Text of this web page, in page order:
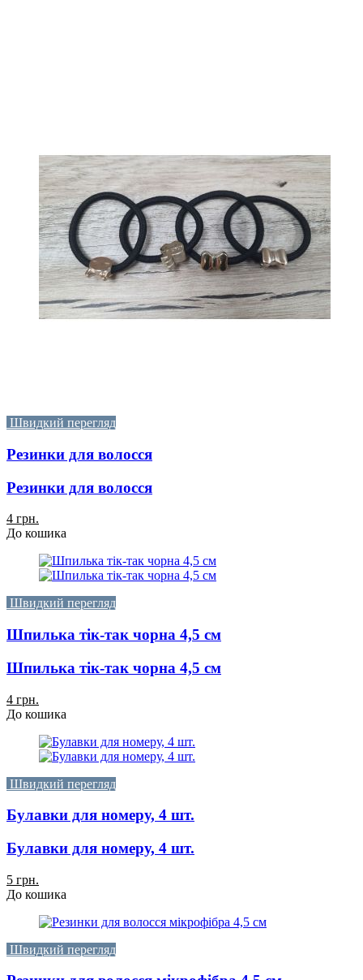
Швидкий перегляд
Резинки для волосся
Резинки для волосся
4 грн.
До кошика
Швидкий перегляд
Шпилька тік-так чорна 4,5 см
Шпилька тік-так чорна 4,5 см
4 грн.
До кошика
Швидкий перегляд
Булавки для номеру, 4 шт.
Булавки для номеру, 4 шт.
5 грн.
До кошика
Швидкий перегляд